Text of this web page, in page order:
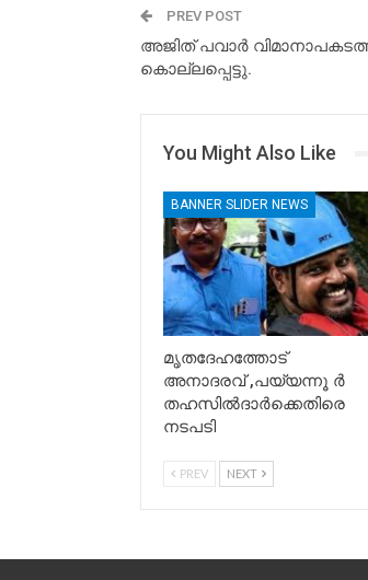
PREV POST
അജിത് പവാർ
കൊല്ലപ്പെട്ടു.
You Might Also Like
BANNER SLIDER NEWS
മൃതദേഹത്തോട്
അനാദരവ് ,പയ്യന്നൂ ർ
തഹസിൽദാർക്കെതിരെ
നടപടി
PREV NEXT